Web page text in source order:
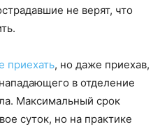
не верят, что
приехать, но даже приехав,
в отделение
Максимальный срок
суток, но на практике